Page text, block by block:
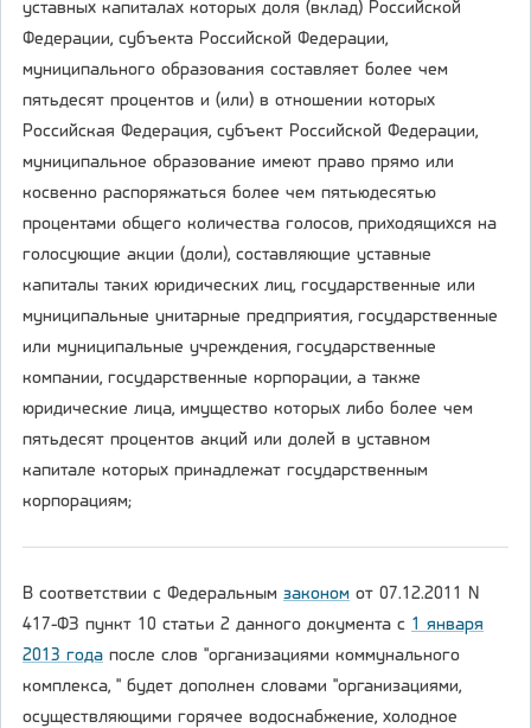
уставных капиталах которых доля (вклад) Российской
Федерации, субъекта Российской Федерации,
муниципального образования составляет более чем
пятьдесят процентов и (или) в отношении которых
Российская Федерация, субъект Российской Федерации,
муниципальное образование имеют право прямо или
косвенно распоряжаться более чем пятьюдесятью
процентами общего количества голосов, приходящихся на
голосующие акции (доли), составляющие уставные
капиталы таких юридических лиц, государственные или
муниципальные унитарные предприятия, государственные
или муниципальные учреждения, государственные
компании, государственные корпорации, а также
юридические лица, имущество которых либо более чем
пятьдесят процентов акций или долей в уставном
капитале которых принадлежат государственным
корпорациям;
В соответствии с Федеральным законом от 07.12.2011 N
417-ФЗ пункт 10 статьи 2 данного документа с 1 января
2013 года после слов "организациями коммунального
комплекса, " будет дополнен словами "организациями,
осуществляющими горячее водоснабжение, холодное